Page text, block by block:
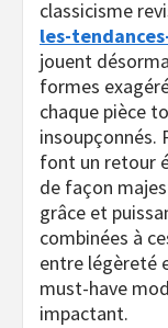
classicisme
les-
jouent
formes
chaque pièce
insoupçonnés.
font un retour
de façon
grâce et
combinées à
entre légèreté
must-have
impactant.